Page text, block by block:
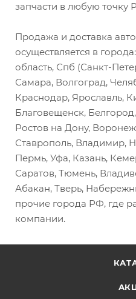
запчасти в любую точку
Продажа и доставка
осуществляется в
область, Спб (Санкт-
Самара, Волгоград,
Краснодар, Ярославль,
Благовещенск,
Ростов на Дону,
Ставрополь, Владимир,
Пермь, Уфа, Казань,
Саратов, Тюмень,
Абакан, Тверь,
прочие города РФ, где
компании.